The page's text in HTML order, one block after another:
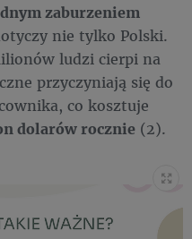
zaburzeniem
nie tylko Polski.
ludzi cierpi na
przyczyniają się do
co kosztuje
dolarów rocznie (2).